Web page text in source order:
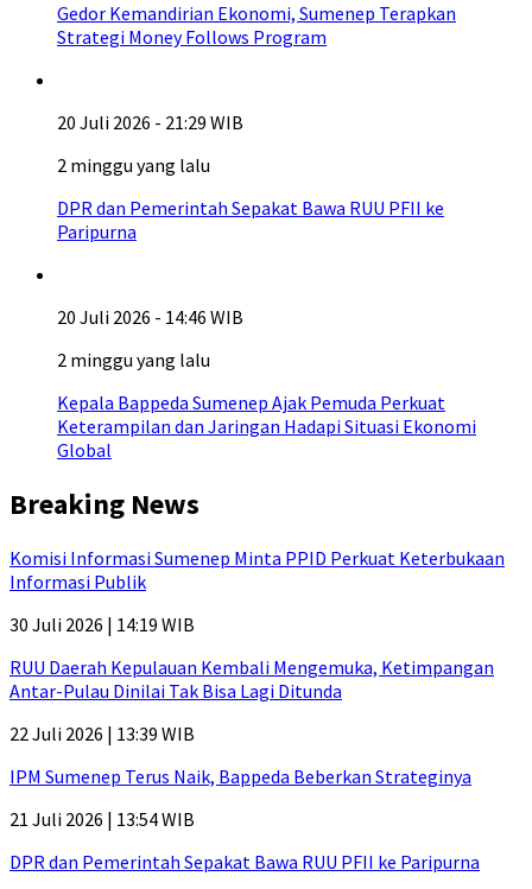
Gedor Kemandirian Ekonomi, Sumenep Terapkan
Strategi Money Follows Program
20 Juli 2026 - 21:29 WIB
2 minggu yang lalu
DPR dan Pemerintah Sepakat Bawa RUU PFII ke
Paripurna
20 Juli 2026 - 14:46 WIB
2 minggu yang lalu
Kepala Bappeda Sumenep Ajak Pemuda Perkuat
Keterampilan dan Jaringan Hadapi Situasi Ekonomi
Global
Breaking News
Komisi Informasi Sumenep Minta PPID Perkuat Keterbukaan
Informasi Publik
30 Juli 2026 | 14:19 WIB
RUU Daerah Kepulauan Kembali Mengemuka, Ketimpangan
Antar-Pulau Dinilai Tak Bisa Lagi Ditunda
22 Juli 2026 | 13:39 WIB
IPM Sumenep Terus Naik, Bappeda Beberkan Strateginya
21 Juli 2026 | 13:54 WIB
DPR dan Pemerintah Sepakat Bawa RUU PFII ke Paripurna